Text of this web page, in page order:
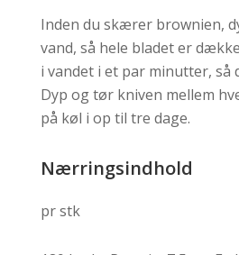
Inden du skærer brownien,
vand, så hele bladet er
i vandet i et par minutter, så
Dyp og tør kniven mellem
på køl i op til tre dage.
Nærringsindhold
pr stk